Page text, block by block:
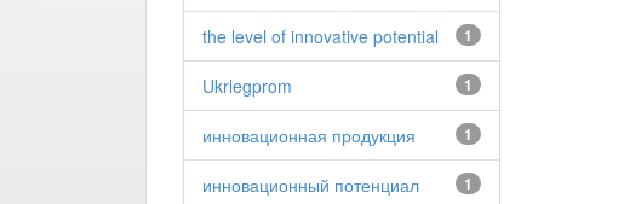
1
the level of innovative potential
1
Ukrlegprom
1
инновационная продукция
1
инновационный потенциал